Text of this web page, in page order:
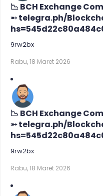
📉 BCH Exchange
➵ telegra.ph/
9rw2bx
Rabu, 18 Maret 2026
📉 BCH Exchange
➵ telegra.ph/
9rw2bx
Rabu, 18 Maret 2026